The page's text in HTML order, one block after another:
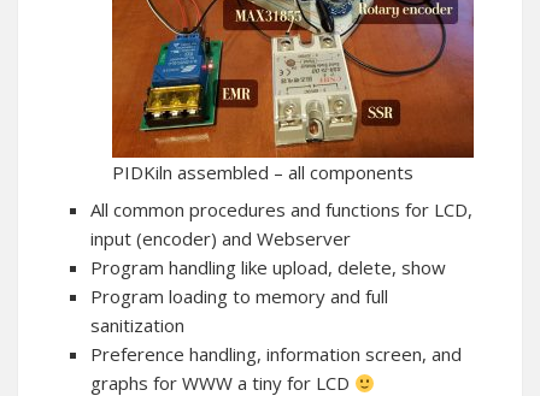
PIDKiln assembled – all components
All common procedures and functions for LCD,
input (encoder) and Webserver
Program handling like upload, delete, show
Program loading to memory and full
sanitization
Preference handling, information screen, and
graphs for WWW a tiny for LCD